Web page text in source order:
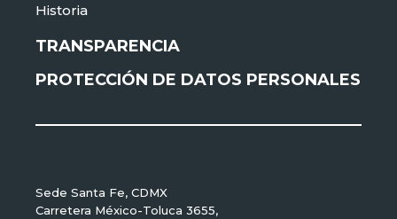
Historia
TRANSPARENCIA
PROTECCIÓN DE DATOS PERSONALES
Sede Santa Fe, CDMX
Carretera México-Toluca 3655,